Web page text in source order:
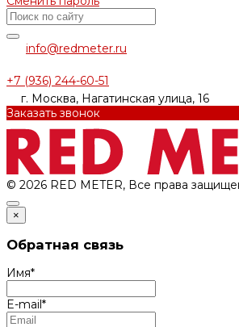
info@redmeter.ru
+7 (936) 244-60-51
г. Москва, Нагатинская улица, 16
Заказать звонок
© 2026 RED METER, Все права
×
Обратная связь
Имя*
E-mail*